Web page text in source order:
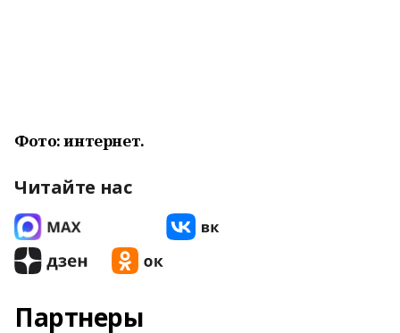
Фото: интернет.
Читайте нас
Партнеры